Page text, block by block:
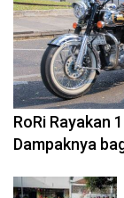
2026-08-09 09:55:44
RoRi Rayakan
Dampaknya